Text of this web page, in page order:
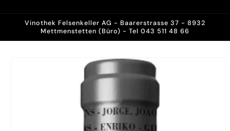
Vinothek Felsenkeller AG - Baarerstrasse 37 - 8932
Mettmenstetten (Büro) - Tel 043 511 48 66